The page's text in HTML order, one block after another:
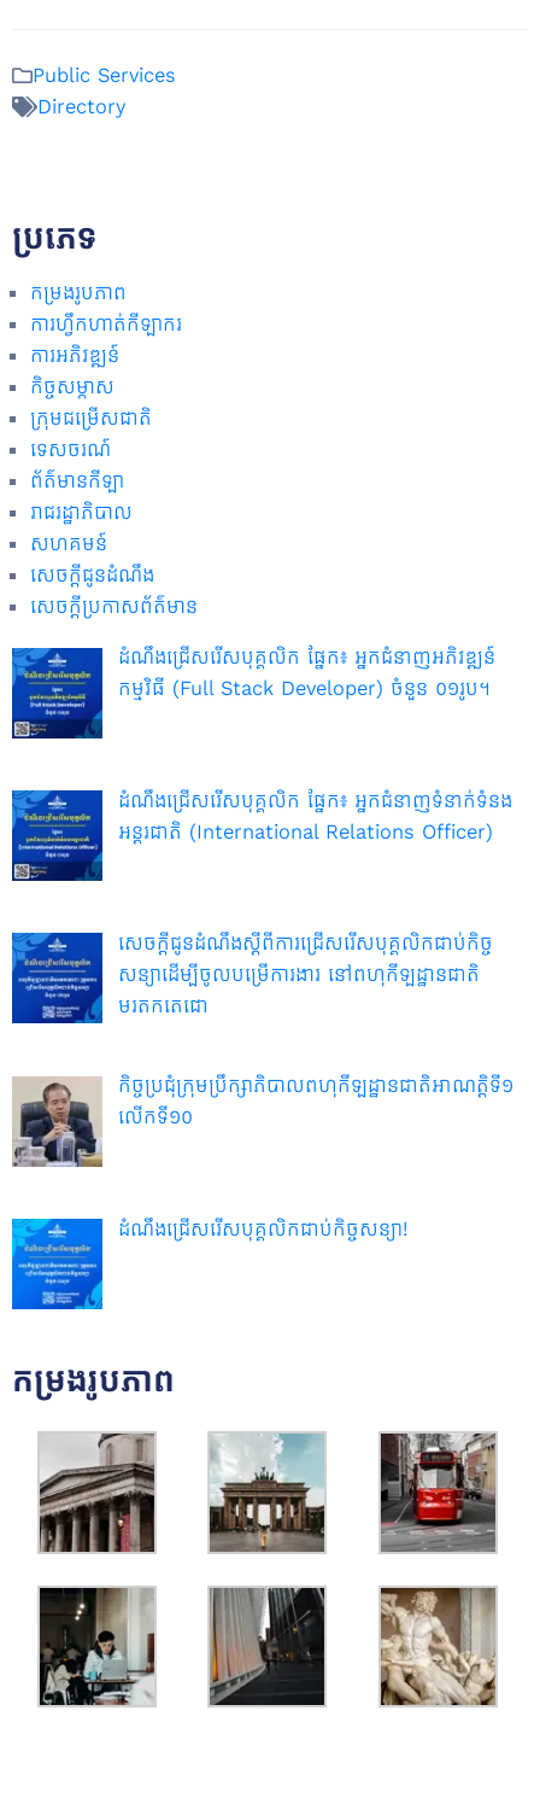
Public Services
Directory
ប្រភេទ
កម្រងរូបភាព
ការហ្វឹកហាត់កីឡាករ
ការអភិវឌ្ឍន៍
កិច្ចសម្ភាស
ក្រុមជម្រើសជាតិ
ទេសចរណ៍
ព័ត៌មានកីឡា
រាជរដ្ឋាភិបាល
សហគមន៍
សេចក្តីជូនដំណឹង
សេចក្តីប្រកាសព័ត៌មាន
ដំណឹងជ្រើសរើសបុគ្គលិក ផ្នែក៖ អ្នកជំនាញអភិវឌ្ឍន៍
កម្មវិធី (Full Stack Developer) ចំនួន ០១រូប។
ដំណឹងជ្រើសរើសបុគ្គលិក ផ្នែក៖ អ្នកជំនាញទំនាក់ទំនង
អន្តរជាតិ (International Relations Officer)
សេចក្ដីជូនដំណឹងស្ដីពីការជ្រើសរើសបុគ្គលិកជាប់កិច្ច
សន្យាដើម្បីចូលបម្រើការងារ នៅពហុកីឡដ្ឋានជាតិ
មរតកតេជោ
កិច្ចប្រជុំក្រុមប្រឹក្សាភិបាលពហុកីឡដ្ឋានជាតិអាណត្តិទី១
លើកទី១០
ដំណឹងជ្រើសរើសបុគ្គលិកជាប់កិច្ចសន្យា!
កម្រងរូបភាព